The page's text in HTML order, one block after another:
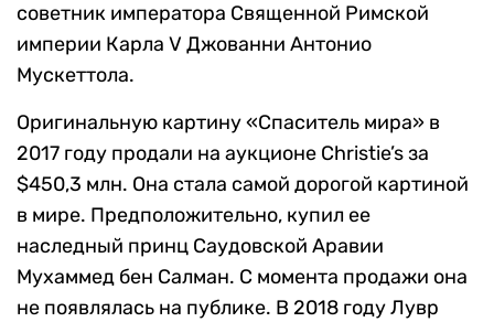
советник императора Священной Римской
империи Карла V Джованни Антонио
Мускеттола.
Оригинальную картину «Спаситель мира» в
2017 году продали на аукционе Christie’s за
$450,3 млн. Она стала самой дорогой картиной
в мире. Предположительно, купил ее
наследный принц Саудовской Аравии
Мухаммед бен Салман. С момента продажи она
не появлялась на публике. В 2018 году Лувр